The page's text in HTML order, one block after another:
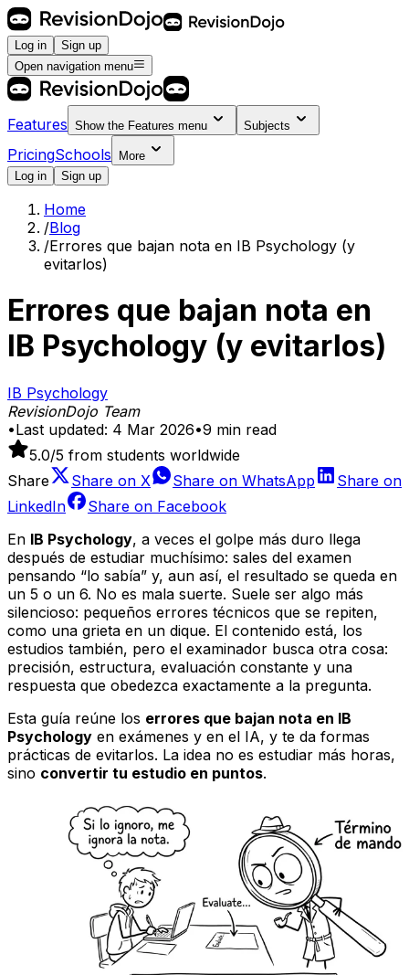
Log in
Sign up
Open navigation menu
Features Show the Features menu Subjects
PricingSchools
More
Log in
Sign up
Home
/Blog
/Errores que bajan nota en IB Psychology (y
evitarlos)
Errores que bajan nota en
IB Psychology (y evitarlos)
IB Psychology
RevisionDojo Team
•Last updated: 4 Mar 2026•9 min read
5.0/5 from students worldwide
Share
Share on X Share on WhatsApp
Share on
LinkedIn
Share on Facebook
En IB Psychology, a veces el golpe más duro llega
después de estudiar muchísimo: sales del examen
pensando “lo sabía” y, aun así, el resultado se queda en
un 5 o un 6. No es mala suerte. Suele ser algo más
silencioso: pequeños errores técnicos que se repiten,
como una grieta en un dique. El contenido está, los
estudios también, pero el examinador busca otra cosa:
precisión, estructura, evaluación constante y una
respuesta que obedezca exactamente a la pregunta.
Esta guía reúne los errores que bajan nota en IB
Psychology en exámenes y en el IA, y te da formas
prácticas de evitarlos. La idea no es estudiar más horas,
sino convertir tu estudio en puntos.